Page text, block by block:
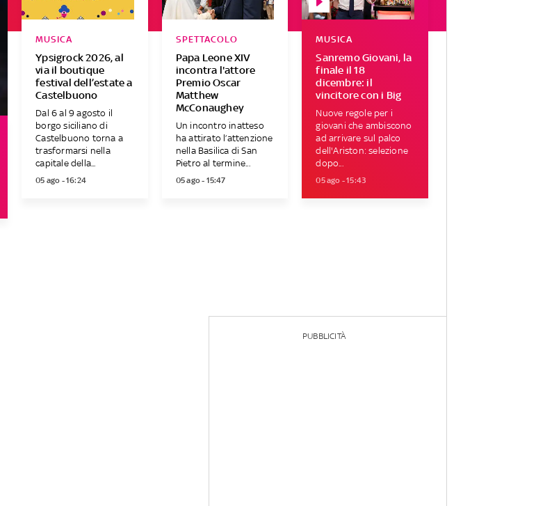
Ypsigrock 2026, al
via il boutique
festival dell’estate a
Castelbuono
MUSICA
Dal 6 al 9 agosto il
borgo siciliano di
Castelbuono torna a
trasformarsi nella
capitale della...
05 ago - 16:24
Papa Leone XIV
incontra l'attore
Premio Oscar
Matthew
McConaughey
SPETTACOLO
Un incontro inatteso
ha attirato l’attenzione
nella Basilica di San
Pietro al termine...
05 ago - 15:47
Sanremo Giovani, la
finale il 18
dicembre: il
vincitore con i Big
MUSICA
Nuove regole per i
giovani che ambiscono
ad arrivare sul palco
dell'Ariston: selezione
dopo...
05 ago - 15:43
PUBBLICITÀ